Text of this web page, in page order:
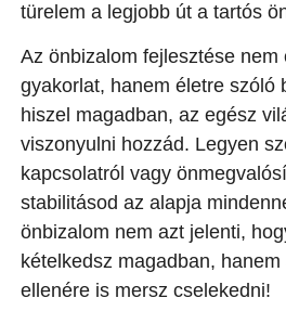
türelem a legjobb út a tartós
Az önbizalom fejlesztése nem
gyakorlat, hanem életre szóló
hiszel magadban, az egész
viszonyulni hozzád. Legyen
kapcsolatról vagy
stabilitásod az alapja
önbizalom nem azt jelenti,
kételkedsz magadban,
ellenére is mersz cselekedni!